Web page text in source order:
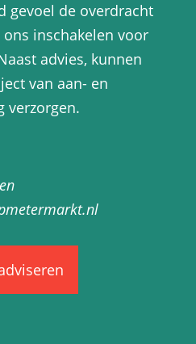
gevoel de overdracht
inschakelen voor
advies, kunnen
van aan- en
verzorgen.